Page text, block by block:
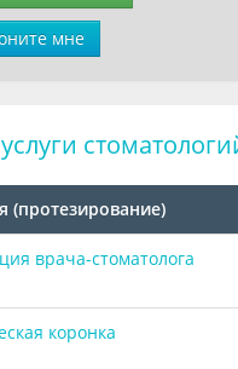
мне
(протезирование)
врача-стоматолога
коронка